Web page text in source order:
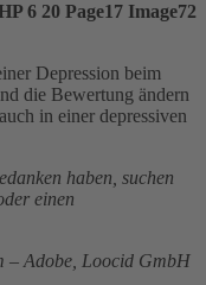
Depression beim
die Bewertung ändern
in einer depressiven
haben, suchen
einen
– Adobe, Loocid GmbH